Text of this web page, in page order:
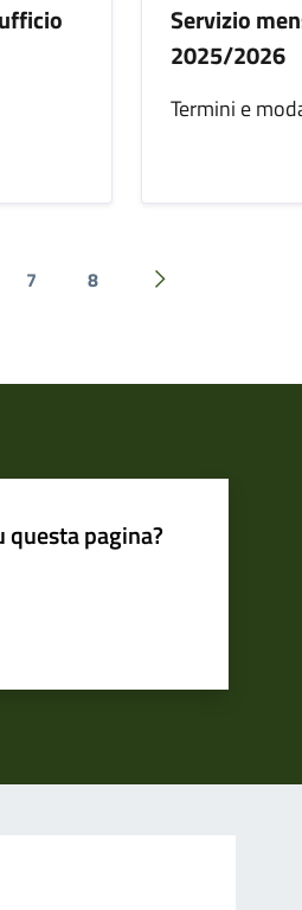
Servizio
2025/2026
Termini e
7 8
Pagina successiva
pagina?